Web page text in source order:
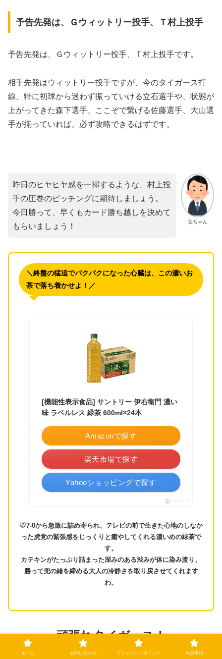
予告先発は、Ｇウィットリー投手、Ｔ村上投手
予告先発は、Ｇウィットリー投手、Ｔ村上投手です。
相手先発はウィットリー投手ですが、今のタイガース打
線、特に初球から迷わず振っていける立石選手や、状態が
上がってきた森下選手、ここぞで繋げる佐藤選手、大山選
手が揃っていれば、必ず攻略できるはずです。
父ちゃん
昨日のヒヤヒヤ感を一掃するような、村上投
手の圧巻のピッチングに期待しましょう。
今日勝って、早くもカード勝ち越しを決めて
もらいましょう！
＼終盤の猛追でバクバクになった心臓は、この濃いお
茶で落ち着かせよ！／
[機能性表示食品] サントリー 伊右衛門 濃い
味 ラベルレス 緑茶 600ml×24本
Amazonで探す
楽天市場で探す
Yahooショッピングで探す
ポチップ
🐯7-0から急激に詰め寄られ、テレビの前で生きた心地のしなか
った虎党の緊張感をじっくりと癒やしてくれる濃いめの緑茶で
す。
カテキンがたっぷり詰まった深みのある渋みが体に染み渡り、
勝って兜の緒を締める大人の冷静さを取り戻させてくれます
わ。
頑張れタイガース！
ホーム お問い合わせ プライバシーポリシー 免責事項